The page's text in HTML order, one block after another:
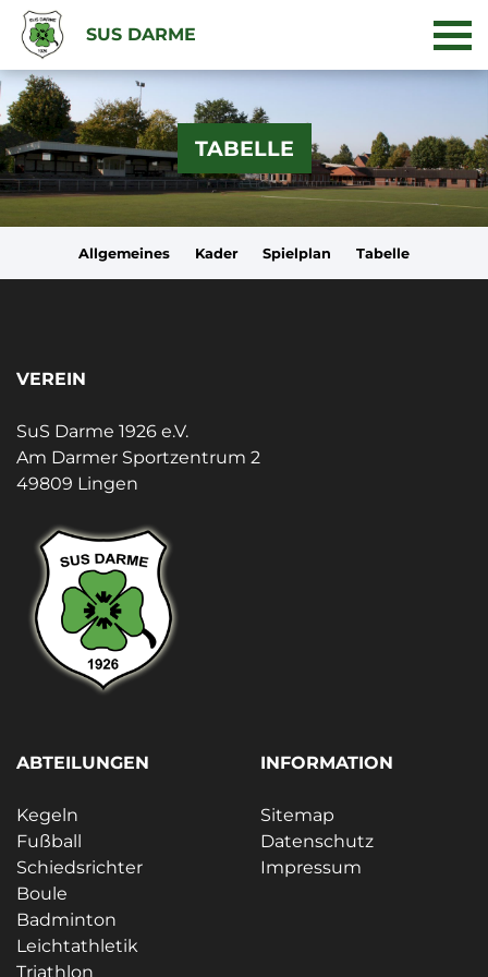
SUS DARME
TABELLE
Allgemeines Kader Spielplan Tabelle
VEREIN
SuS Darme 1926 e.V.
Am Darmer Sportzentrum 2
49809 Lingen
ABTEILUNGEN
Kegeln
Fußball
Schiedsrichter
Boule
Badminton
Leichtathletik
Triathlon
INFORMATION
Sitemap
Datenschutz
Impressum